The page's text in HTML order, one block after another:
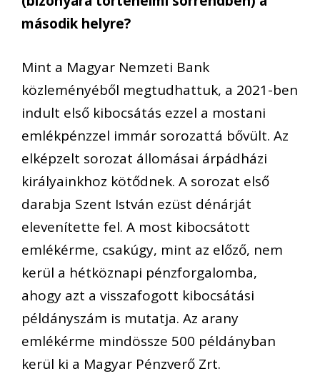
második helyre?
Mint a Magyar Nemzeti Bank
közleményéből megtudhattuk, a 2021-ben
indult első kibocsátás ezzel a mostani
emlékpénzzel immár sorozattá bővült. Az
elképzelt sorozat állomásai árpádházi
királyainkhoz kötődnek. A sorozat első
darabja Szent István ezüst dénárját
elevenítette fel. A most kibocsátott
emlékérme, csakúgy, mint az előző, nem
kerül a hétköznapi pénzforgalomba,
ahogy azt a visszafogott kibocsátási
példányszám is mutatja. Az arany
emlékérme mindössze 500 példányban
kerül ki a Magyar Pénzverő Zrt.